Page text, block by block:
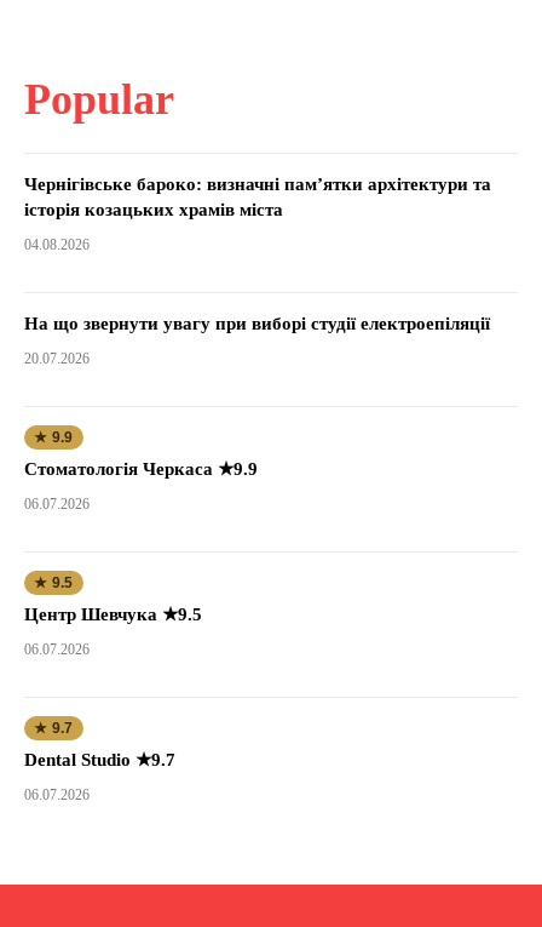
Popular
Чернігівське бароко: визначні пам’ятки архітектури та
історія козацьких храмів міста
04.08.2026
На що звернути увагу при виборі студії електроепіляції
20.07.2026
★ 9.9
Стоматологія Черкаса ★9.9
06.07.2026
★ 9.5
Центр Шевчука ★9.5
06.07.2026
★ 9.7
Dental Studio ★9.7
06.07.2026